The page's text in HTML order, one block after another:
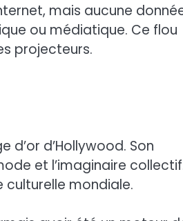
mais aucune
ou médiatique. Ce flou
projecteurs.
d’or d’Hollywood. Son
et l’imaginaire
culturelle mondiale.